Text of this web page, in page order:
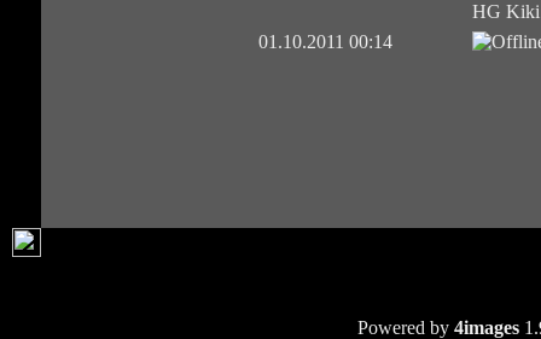
HG Kiki
01.10.2011 00:14
Powered by 4images